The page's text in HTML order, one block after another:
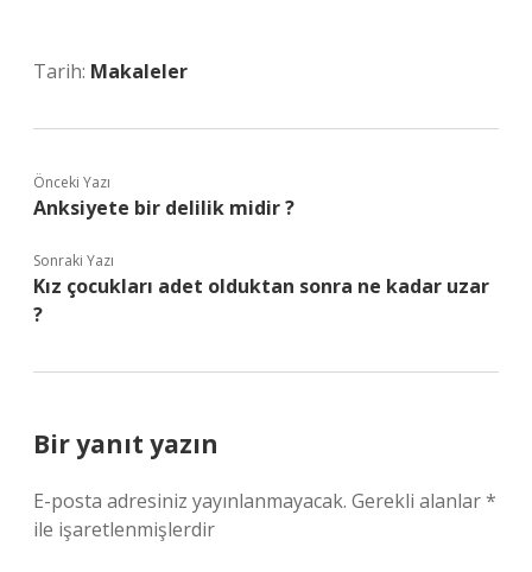
Tarih: Makaleler
Önceki Yazı
Anksiyete bir delilik midir ?
Sonraki Yazı
Kız çocukları adet olduktan sonra ne kadar uzar
?
Bir yanıt yazın
E-posta adresiniz yayınlanmayacak. Gerekli alanlar*
ile işaretlenmişlerdir